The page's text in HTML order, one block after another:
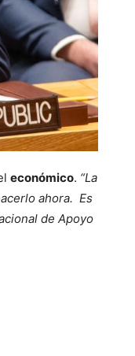
económico. “La
ahora. Es
de Apoyo